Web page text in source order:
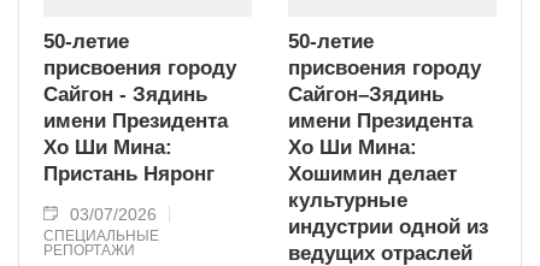
50-летие
присвоения городу
Сайгон - Зядинь
имени Президента
Хо Ши Мина:
Пристань Няронг
03/07/2026
СПЕЦИАЛЬНЫЕ
РЕПОРТАЖИ
50-летие
присвоения городу
Сайгон–Зядинь
имени Президента
Хо Ши Мина:
Хошимин делает
культурные
индустрии одной из
ведущих отраслей